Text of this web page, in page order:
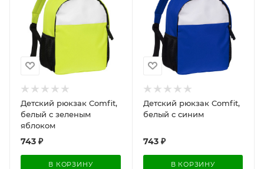
Детский рюкзак Comfit,
белый с зеленым
яблоком
743 ₽
В КОРЗИНУ
Детский рюкзак Comfit,
белый с синим
743₽
В КОРЗИНУ